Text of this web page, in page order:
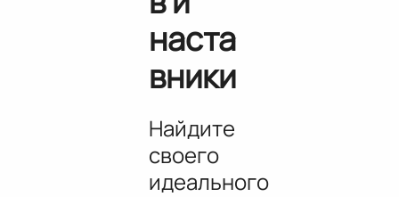
наста
вники
Найдите
своего
идеального